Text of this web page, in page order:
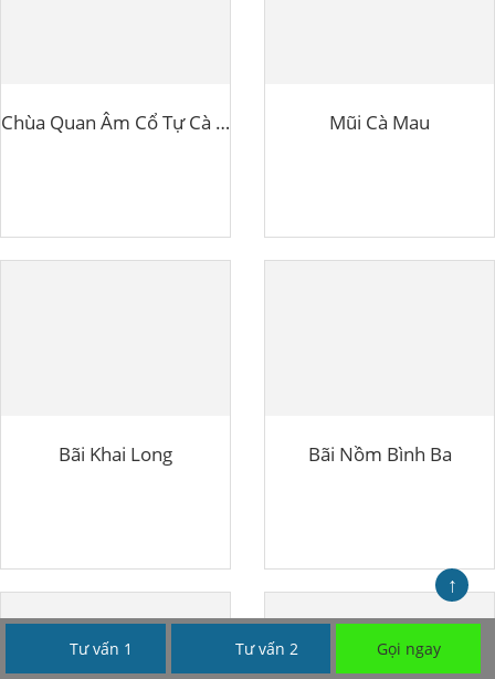
Chùa Quan Âm Cổ Tự Cà Mau Mũi Cà Mau
Bãi Khai Long Bãi Nồm Bình Ba
↑
Tư vấn 1 Tư vấn 2 Gọi ngay